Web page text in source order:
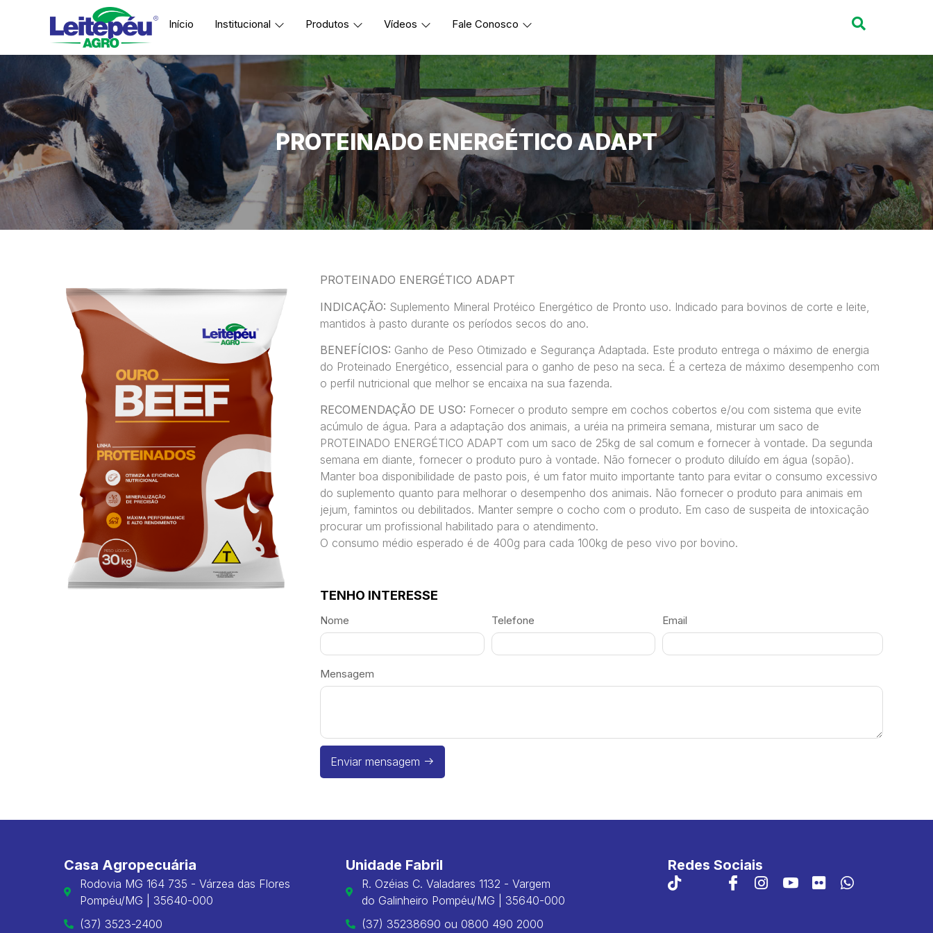
Início Institucional Produtos Vídeos Fale Conosco
PROTEINADO ENERGÉTICO ADAPT
PROTEINADO ENERGÉTICO ADAPT
INDICAÇÃO: Suplemento Mineral Protéico Energético de Pronto uso. Indicado para bovinos de corte e leite,
mantidos à pasto durante os períodos secos do ano.
BENEFÍCIOS: Ganho de Peso Otimizado e Segurança Adaptada. Este produto entrega o máximo de energia
do Proteinado Energético, essencial para o ganho de peso na seca. É a certeza de máximo desempenho com
o perfil nutricional que melhor se encaixa na sua fazenda.
RECOMENDAÇÃO DE USO: Fornecer o produto sempre em cochos cobertos e/ou com sistema que evite
acúmulo de água. Para a adaptação dos animais, a uréia na primeira semana, misturar um saco de
PROTEINADO ENERGÉTICO ADAPT com um saco de 25kg de sal comum e fornecer à vontade. Da segunda
semana em diante, fornecer o produto puro à vontade. Não fornecer o produto diluído em água (sopão).
Manter boa disponibilidade de pasto pois, é um fator muito importante tanto para evitar o consumo excessivo
do suplemento quanto para melhorar o desempenho dos animais. Não fornecer o produto para animais em
jejum, famintos ou debilitados. Manter sempre o cocho com o produto. Em caso de suspeita de intoxicação
procurar um profissional habilitado para o atendimento.
O consumo médio esperado é de 400g para cada 100kg de peso vivo por bovino.
TENHO INTERESSE
Nome Telefone Email
Mensagem
Enviar mensagem
Casa Agropecuária
Rodovia MG 164 735 - Várzea das Flores
Pompéu/MG | 35640-000
(37) 3523-2400
Unidade Fabril
R. Ozéias C. Valadares 1132 - Vargem
do Galinheiro Pompéu/MG | 35640-000
(37) 35238690 ou 0800 490 2000
Redes Sociais